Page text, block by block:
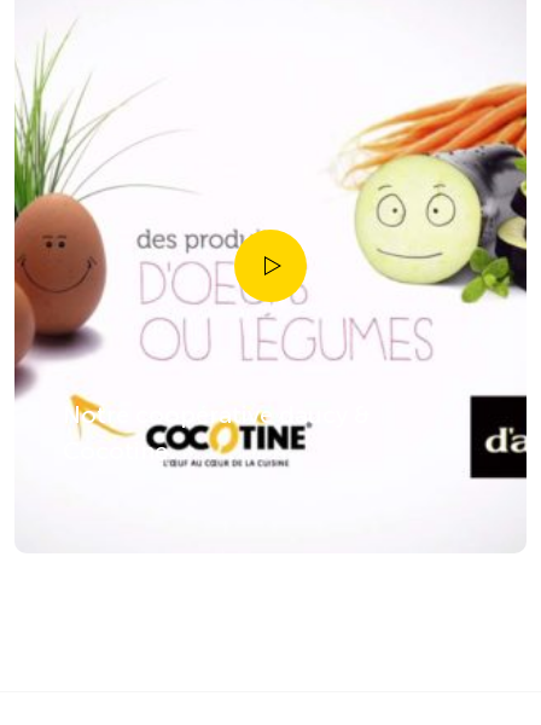
Notre coopérative daucy &
Cocotine